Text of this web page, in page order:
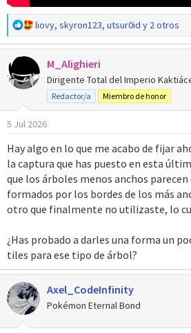
R
e
a
c
c
e
:
liovy, skyron123, utsur0id y 2 otros
M_Alighieri
Dirigente Total del Imperio
Redactor/a
Miembro de honor
5 Jul 2026
Hay algo en lo que me acabo de fijar
la captura que has puesto en esta
que los árboles menos anchos
formados por los bordes de los más
otro que finalmente no utilizaste, lo
¿Has probado a darles una forma un
tiles para ese tipo de árbol?
Axel_CodeInfinity
Pokémon Eternal Bond